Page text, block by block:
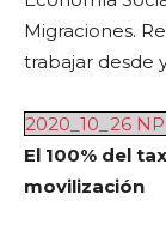
Migraciones.
trabajar desde
2020_10_26
El 100% del
movilización